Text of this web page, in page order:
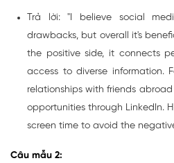
Trả lời: "I believe social
drawbacks, but overall it's
the positive side, it connects
access to diverse information.
relationships with friends
opportunities through LinkedIn.
screen time to avoid the
Câu mẫu 2: